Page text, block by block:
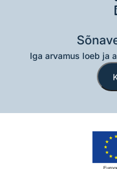
Iga arvamus loeb ja